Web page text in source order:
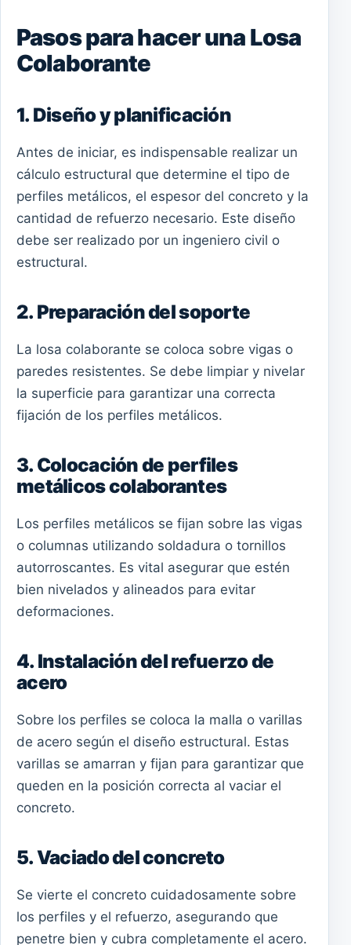
Pasos para hacer una Losa
Colaborante
1. Diseño y planificación
Antes de iniciar, es indispensable realizar un
cálculo estructural que determine el tipo de
perfiles metálicos, el espesor del concreto y la
cantidad de refuerzo necesario. Este diseño
debe ser realizado por un ingeniero civil o
estructural.
2. Preparación del soporte
La losa colaborante se coloca sobre vigas o
paredes resistentes. Se debe limpiar y nivelar
la superficie para garantizar una correcta
fijación de los perfiles metálicos.
3. Colocación de perfiles
metálicos colaborantes
Los perfiles metálicos se fijan sobre las vigas
o columnas utilizando soldadura o tornillos
autorroscantes. Es vital asegurar que estén
bien nivelados y alineados para evitar
deformaciones.
4. Instalación del refuerzo de
acero
Sobre los perfiles se coloca la malla o varillas
de acero según el diseño estructural. Estas
varillas se amarran y fijan para garantizar que
queden en la posición correcta al vaciar el
concreto.
5. Vaciado del concreto
Se vierte el concreto cuidadosamente sobre
los perfiles y el refuerzo, asegurando que
penetre bien y cubra completamente el acero.